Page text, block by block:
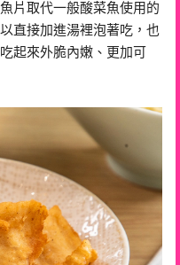
片取代一般酸菜魚使用的
直接加進湯裡泡著吃，也
起來外脆內嫩、更加可